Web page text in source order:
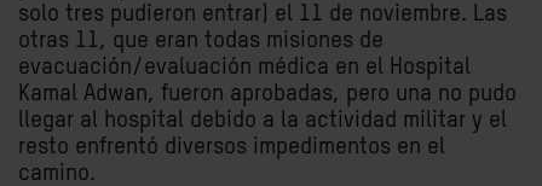
solo tres pudieron entrar) el 11 de noviembre. Las
otras 11, que eran todas misiones de
evacuación/evaluación médica en el Hospital
Kamal Adwan, fueron aprobadas, pero una no pudo
llegar al hospital debido a la actividad militar y el
resto enfrentó diversos impedimentos en el
camino.